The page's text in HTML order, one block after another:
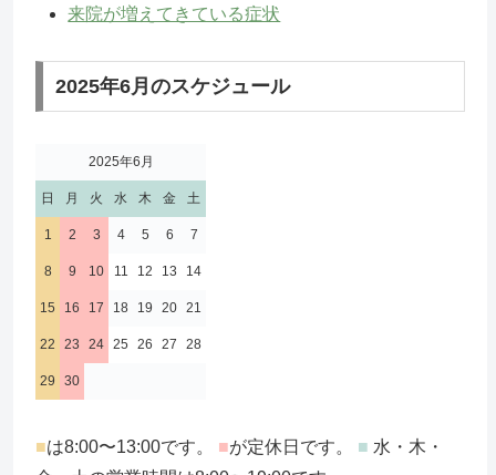
来院が増えてきている症状
2025年6月のスケジュール
2025年6月
日 月 火 水 木 金 土
1 2 3 4 5 6 7
8 9 10 11 12 13 14
15 16 17 18 19 20 21
22 23 24 25 26 27 28
29 30
■は8:00〜13:00です。 ■が定休日です。 ■ 水・木・